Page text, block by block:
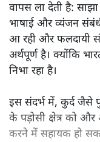
वापस ला देती है:
भाषाई और व्यंजन
आ रही और फलदायी
अर्थपूर्ण है। क्योंकि
निभा रहा है।
इस संदर्भ में, कुर्द जैसे
के पड़ोसी क्षेत्र को
करने में सहायक हो